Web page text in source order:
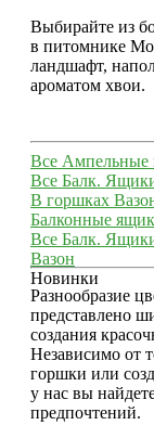
Выбирайте из
в питомнике
ландшафт,
ароматом хвои.
Все Ампельные
Все Балк.
В горшках
Балконные
Все Балк.
Вазон
Новинки
Разнообразие
представлено
создания
Независимо от
горшки или
у нас вы
предпочтений.